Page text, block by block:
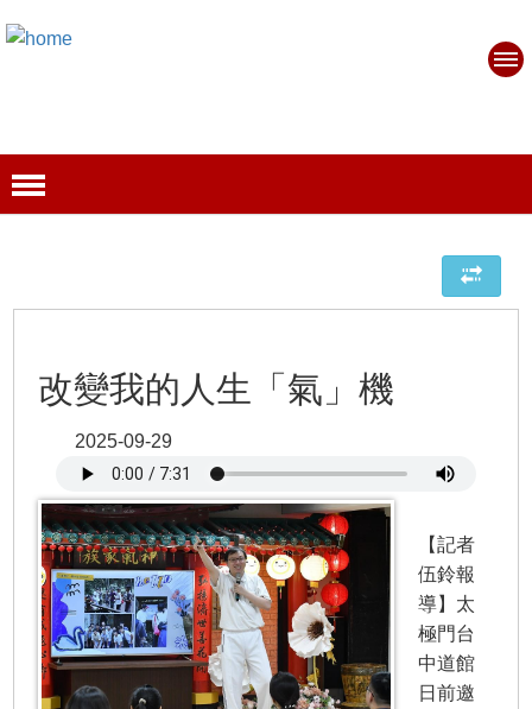
改變我的人生「氣」機
2025-09-29
【記者
伍鈴報
導】太
極門台
中道館
日前邀